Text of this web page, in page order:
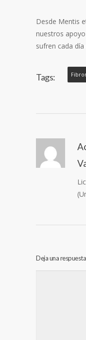
Desde Mentis
nuestros
sufren cada
Tags:
Deja una respuesta